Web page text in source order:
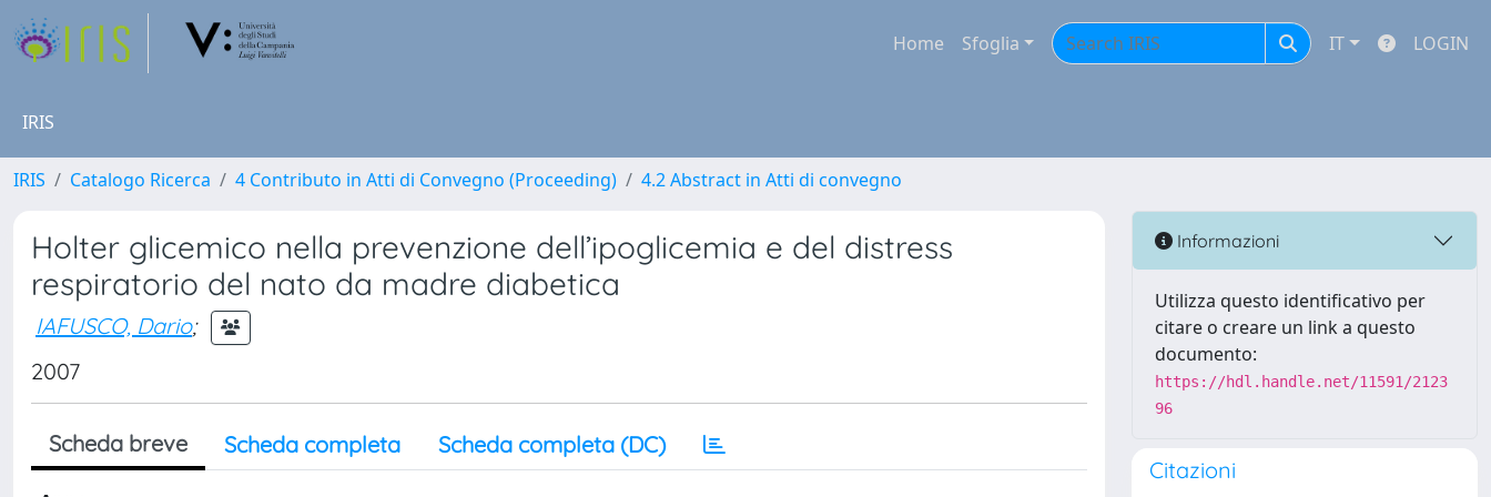
Home Sfoglia IT LOGIN
IRIS
IRIS Catalogo Ricerca 4 Contributo in Atti di Convegno (Proceeding) 4.2 Abstract in Atti di convegno
Holter glicemico nella prevenzione dell’ipoglicemia e del distress
respiratorio del nato da madre diabetica
IAFUSCO, Dario;
2007
Scheda breve Scheda completa Scheda completa (DC)
Informazioni
Utilizza questo identificativo per
citare o creare un link a questo
documento:
https://hdl.handle.net/11591/2123
96
Citazioni